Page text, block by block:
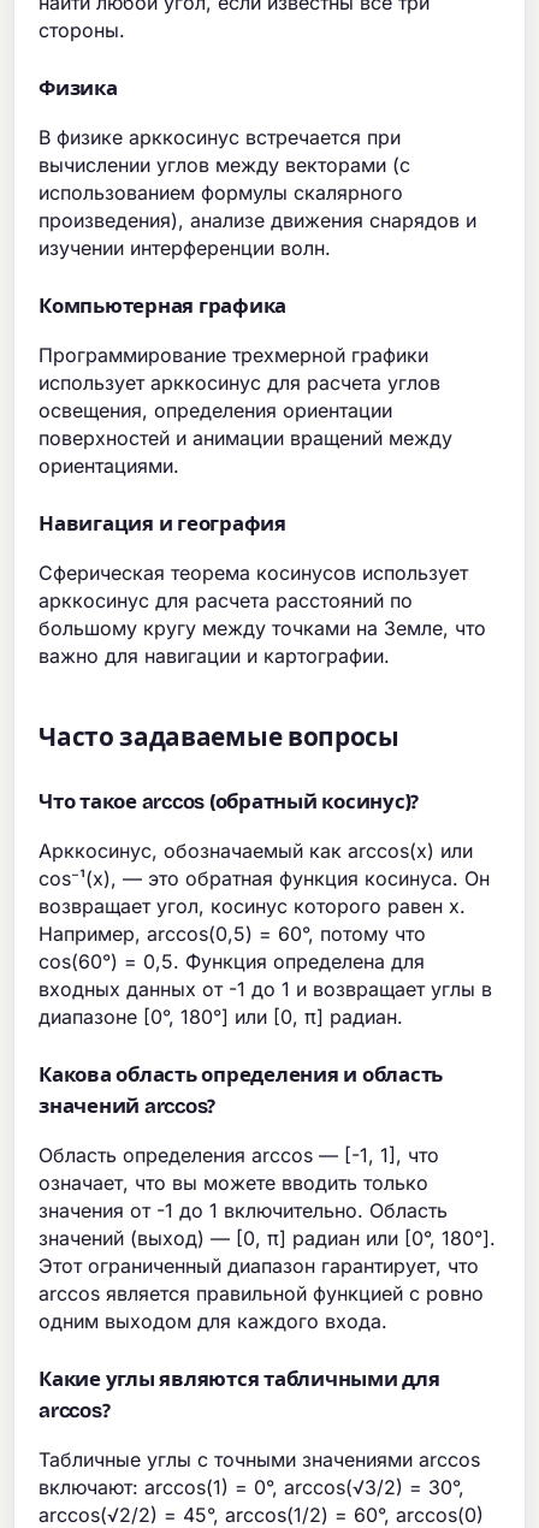
стороны.
Физика
В физике арккосинус встречается при
вычислении углов между векторами (с
использованием формулы скалярного
произведения), анализе движения снарядов и
изучении интерференции волн.
Компьютерная графика
Программирование трехмерной графики
использует арккосинус для расчета углов
освещения, определения ориентации
поверхностей и анимации вращений между
ориентациями.
Навигация и география
Сферическая теорема косинусов использует
арккосинус для расчета расстояний по
большому кругу между точками на Земле, что
важно для навигации и картографии.
Часто задаваемые вопросы
Что такое arccos (обратный косинус)?
Арккосинус, обозначаемый как arccos(x) или
cos⁻¹(x), — это обратная функция косинуса. Он
возвращает угол, косинус которого равен x.
Например, arccos(0,5) = 60°, потому что
cos(60°) = 0,5. Функция определена для
входных данных от -1 до 1 и возвращает углы в
диапазоне [0°, 180°] или [0, π] радиан.
Какова область определения и область
значений arccos?
Область определения arccos — [-1, 1], что
означает, что вы можете вводить только
значения от -1 до 1 включительно. Область
значений (выход) — [0, π] радиан или [0°, 180°].
Этот ограниченный диапазон гарантирует, что
arccos является правильной функцией с ровно
одним выходом для каждого входа.
Какие углы являются табличными для
arccos?
Табличные углы с точными значениями arccos
включают: arccos(1) = 0°, arccos(√3/2) = 30°,
arccos(√2/2) = 45°, arccos(1/2) = 60°, arccos(0)